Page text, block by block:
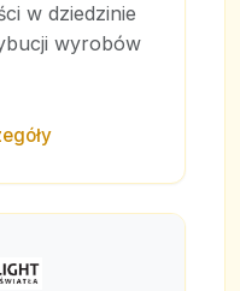
w dziedzinie
wyrobów